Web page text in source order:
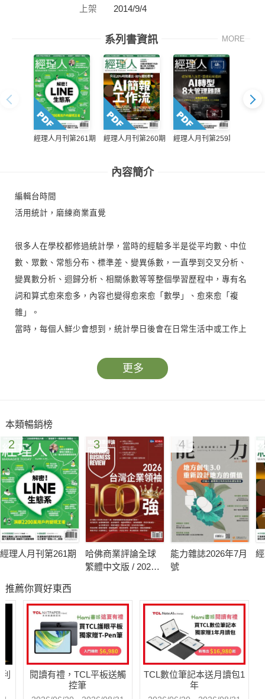
上架
2014/9/4
系列書資訊 MORE
經理人月刊第261期 經理人月刊第260期 經理人月刊第259期
內容簡介
編輯台時間
活用統計，磨練商業直覺
很多人在學校都修過統計學，當時的經驗多半是從平均數、中位
數、眾數、常態分布、標準差、變異係數，一直學到交叉分析、
變異數分析、迴歸分析、相關係數等等整個學習歷程中，專有名
詞和算式愈來愈多，內容也變得愈來愈「數學」、愈來愈「複
雜」。
當時，每個人鮮少會想到，統計學日後會在日常生活中或工作上
進入職場後，隨著職務的升遷，愈來愈多人會在工作上接觸到數
字、報表，商業報章書籍也會經常傳遞經營者要有「數字力」
通常，這類書籍有兩種路數，一種是讓「困難變簡單、變有
趣」，勾引起學習的動機。在《藏在數字裡的謊言》中，講述機
率的概念時，就會舉個類似這樣的例子：「假設連續丟擲一枚銅
板5次，下列哪一個情況出現機率最高？」
1.正反正反正
2.正正正正正
3.反反正反正
你的答案是什麼？選項1顯得太規律，選項2感覺不太可能，所以
選項3似乎最有可能？答案是，丟擲銅板後，出現正面反面的機
1/2×1/2×1/2×1/2×1/2＝1/32。為什麼一個我們從小到大耳熟能詳
的機率觀念，只是變換了陳述方式，我們的判斷就會失準？
另一個路數是「讓複雜變實用」，讓感覺是教科書裡的知識，更
貼近生活與工作。因此，同樣是講機率概念，《成功主管都要懂
得數字思考》一書所舉的例子就會是像這樣：
公司業務部有4個小組，每一組都有公司設定好的營收目標，不
更多
本類暢銷榜
2
經理人月刊第261期
3
哈佛商業評論全球
繁體中文版 / 2026
4
能力雜誌2026年7月
號
推薦你買好東西
閱讀有禮，TCL平板送觸
控筆
TCL數位筆記本送月讀包1
年